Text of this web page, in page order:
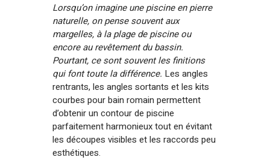
Lorsqu’on imagine une piscine en pierre
naturelle, on pense souvent aux
margelles, à la plage de piscine ou
encore au revêtement du bassin.
Pourtant, ce sont souvent les finitions
qui font toute la différence. Les angles
rentrants, les angles sortants et les kits
courbes pour bain romain permettent
d’obtenir un contour de piscine
parfaitement harmonieux tout en évitant
les découpes visibles et les raccords peu
esthétiques.